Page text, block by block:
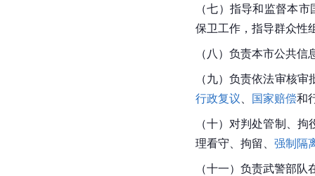
（七）指导和监督本
保卫工作，指导群众性
（八）负责本市公共
（九）负责依法审核审
行政复议
国家赔偿和
（十）对判处管制、拘
理看守、拘留、 强制隔
（十一）负责武警部